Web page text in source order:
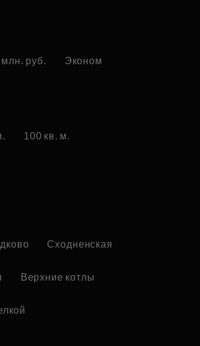
руб. Эконом
100 кв. м.
Сходненская
Верхние котлы